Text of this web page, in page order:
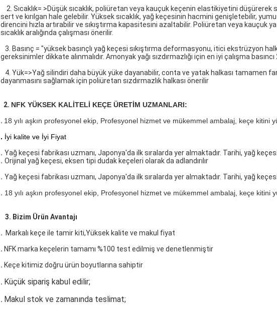
2. Sıcaklık= >Düşük sıcaklık, poliüretan veya kauçuk keçenin elastikiyetini düşürerek
sert ve kırılgan hale gelebilir. Yüksek sıcaklık, yağ keçesinin hacmini genişletebilir,
direncini hızla artırabilir ve sıkıştırma kapasitesini azaltabilir. Poliüretan veya kauçuk
sıcaklık aralığında çalışması önerilir.
3. Basınç = "yüksek basınçlı yağ keçesi sıkıştırma deformasyonu, itici ekstrüzyon
gereksinimler dikkate alınmalıdır. Amonyak yağı sızdırmazlığı için en iyi çalışma basıncı
4. Yük=>Yağ silindiri daha büyük yüke dayanabilir, conta ve yatak halkası tamamen
dayanmasını sağlamak için poliüretan sızdırmazlık halkası önerilir
2. NFK YÜKSEK KALİTELİ KEÇE ÜRETİM UZMANLARI:
. 18 yılı aşkın profesyonel ekip, Profesyonel hizmet ve mükemmel ambalaj, keçe kitini
. İyi kalite ve İyi Fiyat
. Yağ keçesi fabrikası uzmanı, Japonya'da ilk sıralarda yer almaktadır. Tarihi, yağ
. Orijinal yağ keçesi, eksen tipi dudak keçeleri olarak da adlandırılır
. Yağ keçesi fabrikası uzmanı, Japonya'da ilk sıralarda yer almaktadır. Tarihi, yağ
. 18 yılı aşkın profesyonel ekip, Profesyonel hizmet ve mükemmel ambalaj, keçe kitini
3. Bizim Ürün Avantajı
. Markalı keçe ile tamir kiti,Yüksek kalite ve makul fiyat
. NFK marka keçelerin tamamı %100 test edilmiş ve denetlenmiştir
. Keçe kitimiz doğru ürün boyutlarına sahiptir
. Küçük sipariş kabul edilir;
. Makul stok ve zamanında teslimat;